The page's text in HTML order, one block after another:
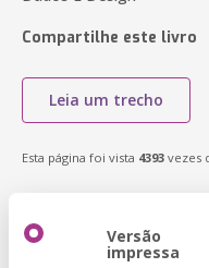
Compartilhe este livro
Leia um trecho
Esta página foi vista 4393 vezes
Versão
impressa